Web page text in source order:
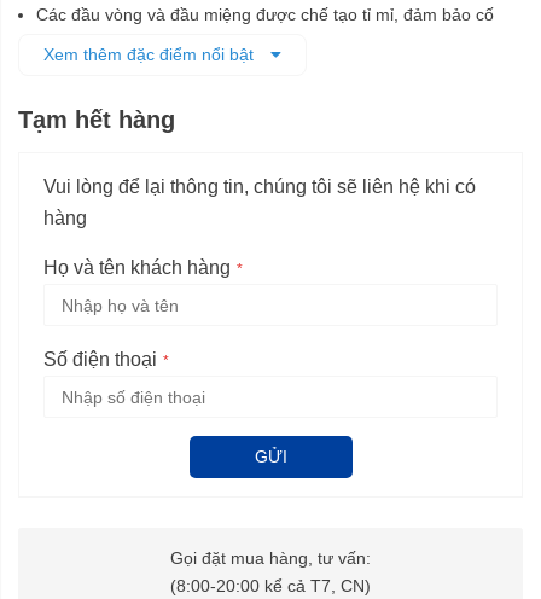
Các đầu vòng và đầu miệng được chế tạo tỉ mỉ, đảm bảo cố
biến dạng khi vặn
từng cờ lê, giúp dễ bảo quản và vận chuyển
phù hợp
Xem thêm đặc điểm nổi bật
Tạm hết hàng
Vui lòng để lại thông tin, chúng tôi sẽ liên hệ khi có
hàng
Họ và tên khách hàng
Số điện thoại
GỬI
Gọi đặt mua hàng, tư vấn:
(8:00-20:00 kể cả T7, CN)